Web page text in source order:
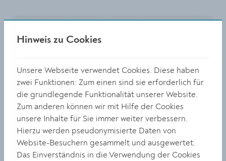
Hinweis zu Cookies
Unsere Webseite verwendet Cookies. Diese haben
zwei Funktionen: Zum einen sind sie erforderlich für
die grundlegende Funktionalität unserer Website.
Zum anderen können wir mit Hilfe der Cookies
unsere Inhalte für Sie immer weiter verbessern.
Hierzu werden pseudonymisierte Daten von
Website-Besuchern gesammelt und ausgewertet.
Das Einverständnis in die Verwendung der Cookies